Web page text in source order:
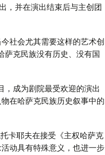
社会尤其需要这样的艺术创
成为剧院最受欢迎的演出